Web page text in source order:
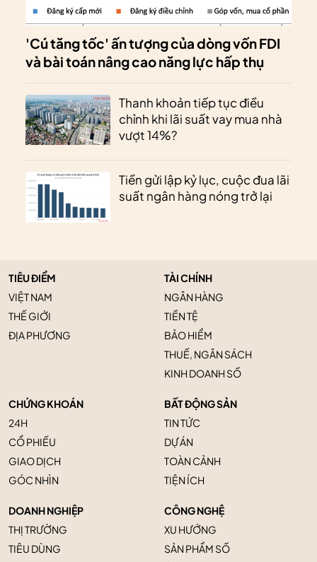
'Cú tăng tốc' ấn tượng của dòng vốn FDI
và bài toán nâng cao năng lực hấp thụ
Thanh khoản tiếp tục điều
chỉnh khi lãi suất vay mua nhà
vượt 14%?
Tiền gửi lập kỷ lục, cuộc đua lãi
suất ngân hàng nóng trở lại
TIÊU ĐIỂM
VIỆT NAM
THẾ GIỚI
ĐỊA PHƯƠNG
TÀI CHÍNH
NGÂN HÀNG
TIỀN TỆ
BẢO HIỂM
THUẾ, NGÂN SÁCH
KINH DOANH SỐ
CHỨNG KHOÁN
24H
CỔ PHIẾU
GIAO DỊCH
GÓC NHÌN
BẤT ĐỘNG SẢN
TIN TỨC
DỰ ÁN
TOÀN CẢNH
TIỆN ÍCH
DOANH NGHIỆP
THỊ TRƯỜNG
TIÊU DÙNG
CÔNG NGHỆ
XU HƯỚNG
SẢN PHẨM SỐ